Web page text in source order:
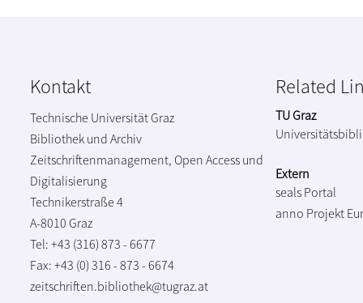
Kontakt
Technische Universität Graz
Bibliothek und Archiv
Zeitschriftenmanagement, Open Access und
Digitalisierung
Technikerstraße 4
A-8010 Graz
Tel: +43 (316) 873 - 6677
Fax: +43 (0) 316 - 873 - 6674
zeitschriften.bibliothek@tugraz.at
Related
TU Graz
Extern
seals Portal
anno Projekt